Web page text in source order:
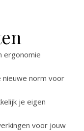
ergonomie
nieuwe norm voor
je eigen
voor jouw